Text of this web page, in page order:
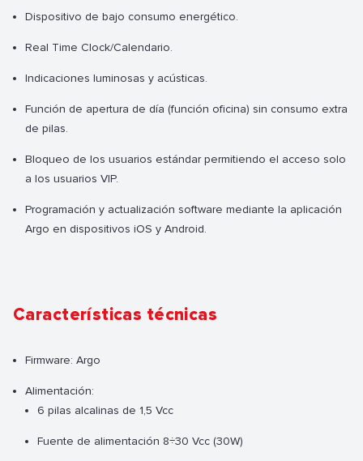
Dispositivo de bajo consumo energético.
Real Time Clock/Calendario.
Indicaciones luminosas y acústicas.
Función de apertura de día (función oficina) sin consumo extra
de pilas.
Bloqueo de los usuarios estándar permitiendo el acceso solo
a los usuarios VIP.
Programación y actualización software mediante la aplicación
Argo en dispositivos iOS y Android.
Características técnicas
Firmware: Argo
Alimentación:
6 pilas alcalinas de 1,5 Vcc
Fuente de alimentación 8÷30 Vcc (30W)